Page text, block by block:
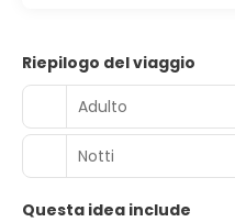
Riepilogo del viaggio
Adulto
Notti
Questa idea include